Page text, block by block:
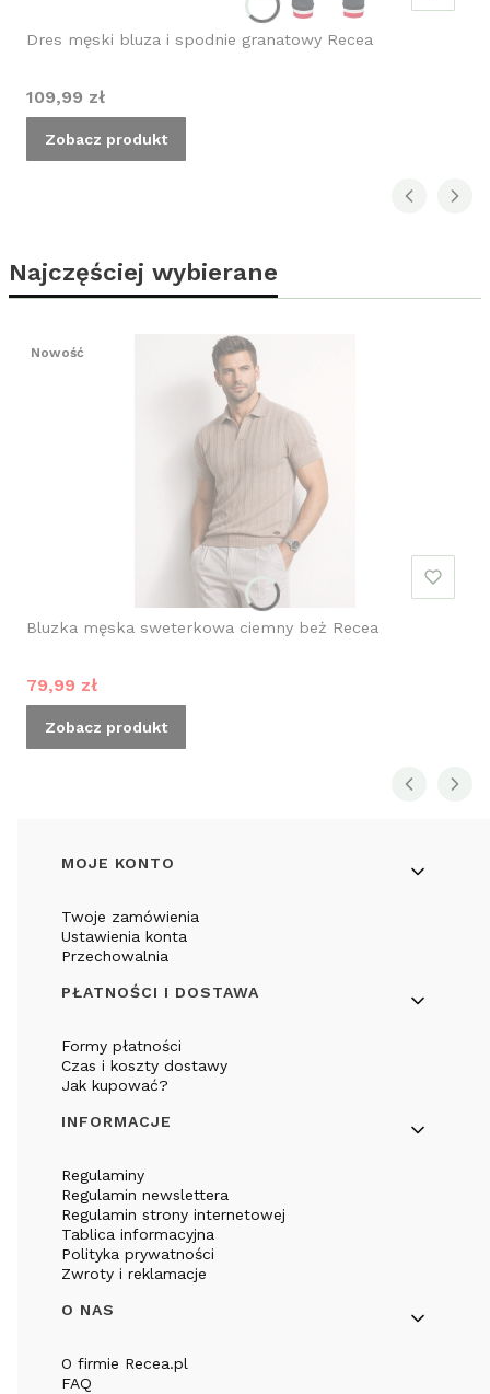
Dres męski bluza i spodnie granatowy Recea
Cena
109,99 zł
Zobacz produkt
Najczęściej wybierane
Nowość
Bluzka męska sweterkowa ciemny beż Recea
Cena promocyjna
79,99 zł
Zobacz produkt
Linki w stopce
MOJE KONTO
Twoje zamówienia
Ustawienia konta
Przechowalnia
PŁATNOŚCI I DOSTAWA
Formy płatności
Czas i koszty dostawy
Jak kupować?
INFORMACJE
Regulaminy
Regulamin newslettera
Regulamin strony internetowej
Tablica informacyjna
Polityka prywatności
Zwroty i reklamacje
O NAS
O firmie Recea.pl
FAQ